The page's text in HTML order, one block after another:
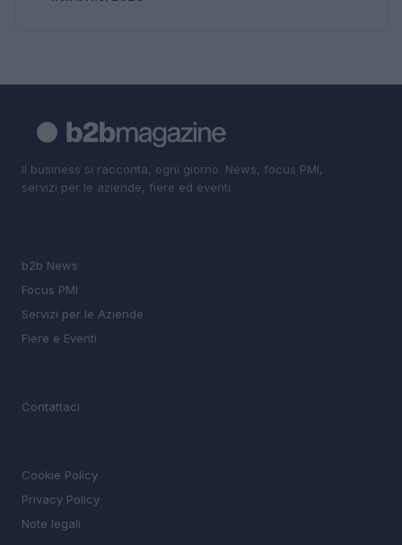
Il business si racconta, ogni giorno. News, focus PMI,
servizi per le aziende, fiere ed eventi.
b2b News
Focus PMI
Servizi per le Aziende
Fiere e Eventi
Contattaci
Cookie Policy
Privacy Policy
Note legali